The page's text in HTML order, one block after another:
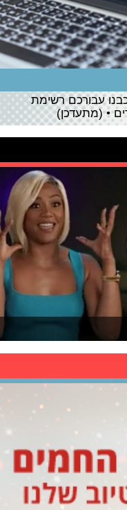
עבורכם רשימת
• (מתעדכן)